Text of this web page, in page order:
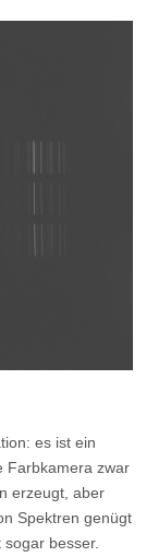
es ist ein
Farbkamera zwar
erzeugt, aber
Spektren genügt
besser.